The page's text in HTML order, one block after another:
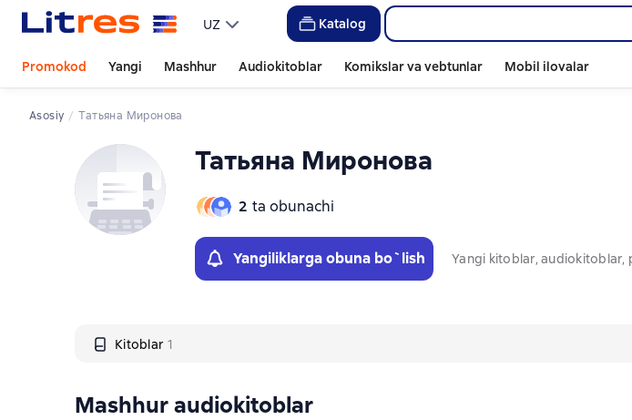
UZ Katalog
Promokod Yangi Mashhur Audiokitoblar Komikslar va vebtunlar Mobil ilovalar
Asosiy Татьяна Миронова
Татьяна Миронова
2 ta obunachi
Yangiliklarga obuna bo`lish Yangi kitoblar,
Kitoblar 1
Слайдер с книгами
Mashhur audiokitoblar